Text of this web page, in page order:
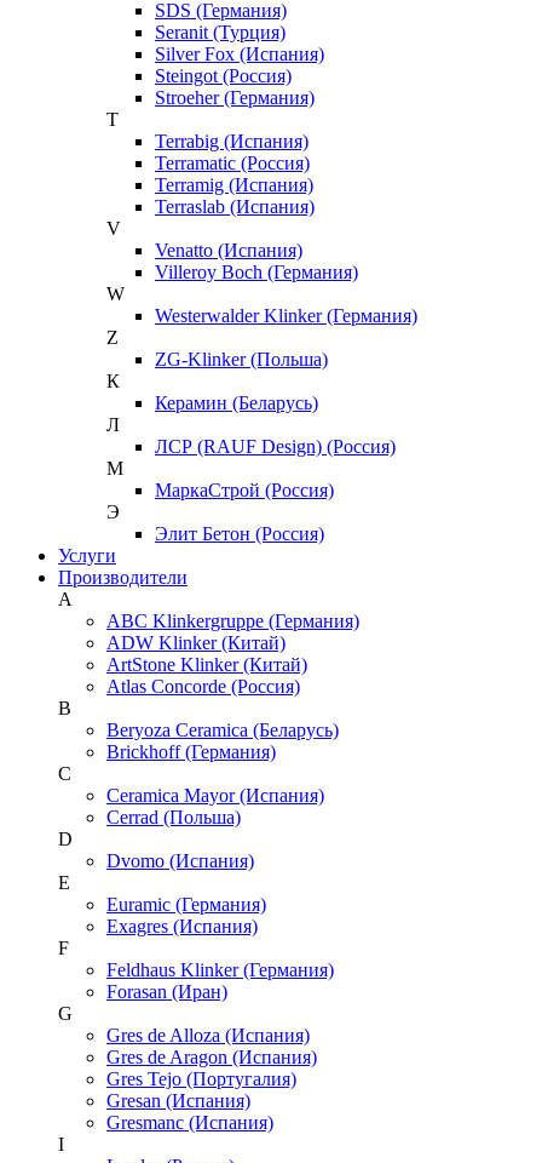
SDS (Германия)
Seranit (Турция)
Silver Fox (Испания)
Steingot (Россия)
Stroeher (Германия)
T
Terrabig (Испания)
Terramatic (Россия)
Terramig (Испания)
Terraslab (Испания)
V
Venatto (Испания)
Villeroy Boch (Германия)
W
Westerwalder Klinker (Германия)
Z
ZG-Klinker (Польша)
К
Керамин (Беларусь)
Л
ЛСР (RAUF Design) (Россия)
М
МаркаСтрой (Россия)
Э
Элит Бетон (Россия)
Услуги
Производители
A
ABC Klinkergruppe (Германия)
ADW Klinker (Китай)
ArtStone Klinker (Китай)
Atlas Concorde (Россия)
B
Beryoza Ceramica (Беларусь)
Brickhoff (Германия)
C
Ceramica Mayor (Испания)
Cerrad (Польша)
D
Dvomo (Испания)
E
Euramic (Германия)
Exagres (Испания)
F
Feldhaus Klinker (Германия)
Forasan (Иран)
G
Gres de Alloza (Испания)
Gres de Aragon (Испания)
Gres Tejo (Португалия)
Gresan (Испания)
Gresmanc (Испания)
I